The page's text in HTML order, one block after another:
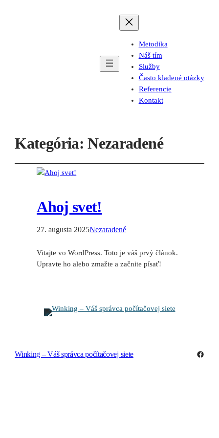
Metodika
Náš tím
Služby
Často kladené otázky
Referencie
Kontakt
Kategória:Nezaradené
Ahoj svet!
27. augusta 2025Nezaradené
Vitajte vo WordPress. Toto je váš prvý článok.
Upravte ho alebo zmažte a začnite písať!
Winking – Váš správca počítačovej siete